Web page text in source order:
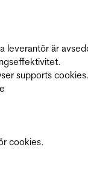
leverantör är
supports
cookies.